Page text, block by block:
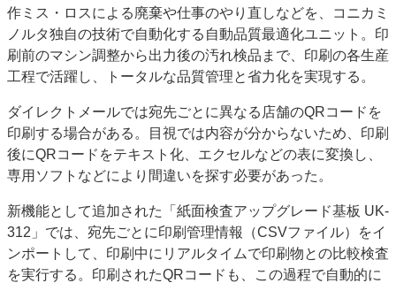
作ミス・ロスによる廃棄や仕事のやり直しなどを、コニカミ
ノルタ独自の技術で自動化する自動品質最適化ユニット。印
刷前のマシン調整から出力後の汚れ検品まで、印刷の各生産
工程で活躍し、トータルな品質管理と省力化を実現する。
ダイレクトメールでは宛先ごとに異なる店舗のQRコードを
印刷する場合がある。目視では内容が分からないため、印刷
後にQRコードをテキスト化、エクセルなどの表に変換し、
専用ソフトなどにより間違いを探す必要があった。
新機能として追加された「紙面検査アップグレード基板 UK-
312」では、宛先ごとに印刷管理情報（CSVファイル）をイ
ンポートして、印刷中にリアルタイムで印刷物との比較検査
を実行する。印刷されたQRコードも、この過程で自動的に